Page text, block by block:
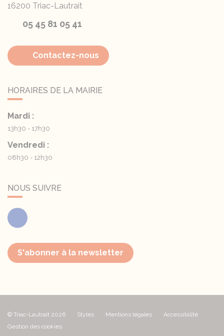
16200 Triac-Lautrait
05 45 81 05 41
Contactez-nous
HORAIRES DE LA MAIRIE
Mardi :
13h30 - 17h30
Vendredi :
08h30 - 12h30
NOUS SUIVRE
Facebook
S'abonner à la newsletter
© Triac-Lautrait 2026 Styles Mentions légales
Accessibilité
Gestion des cookies